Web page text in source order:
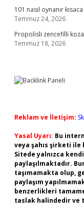
101 nasıl oynanır kısaca
Temmuz 24, 2026
Propolisli zencefilli
Temmuz 18, 2026
Reklam ve İletişim:
Yasal Uyarı: Bu
veya şahıs şirketi ile
Sitede yalnızca
paylaşılmaktadır.
taşımamakta olup,
paylaşım
benzerlikleri
taslak halindedir ve